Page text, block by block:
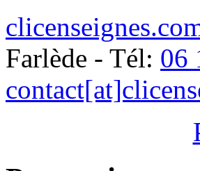
Farlède - Tél: 06